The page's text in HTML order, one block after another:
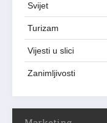
Svijet
Turizam
Vijesti u slici
Zanimljivosti